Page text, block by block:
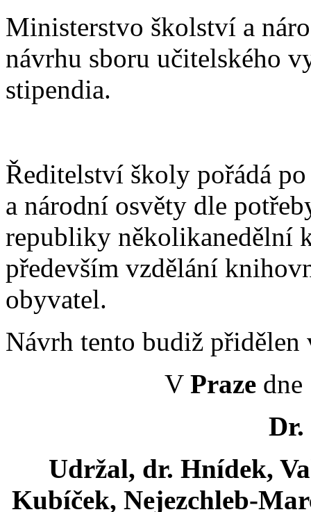
Ministerstvo školství a
návrhu sboru učitelského
stipendia.
Ředitelství školy pořádá
a národní osvěty dle
republiky několikanedělní
především vzdělání
obyvatel.
Návrh tento budiž
V Praze dne
Udržal, dr. Hnídek,
Kubíček, Nejezchleb-